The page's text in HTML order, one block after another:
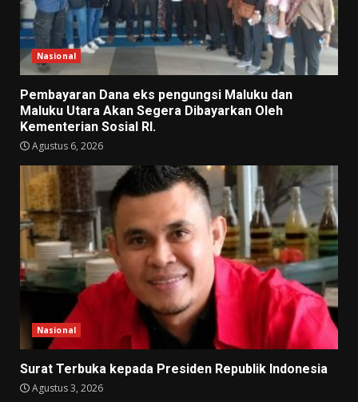
Nasional
Pembayaran Dana eks pengungsi Maluku dan
Maluku Utara Akan Segera Dibayarkan Oleh
Kementerian Sosial RI.
Agustus 6, 2026
Nasional
Surat Terbuka kepada Presiden Republik Indonesia
Agustus 3, 2026